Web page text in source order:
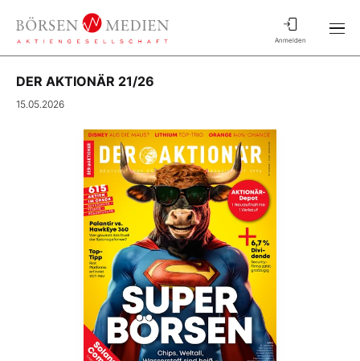
Anmelden
DER AKTIONÄR 21/26
15.05.2026